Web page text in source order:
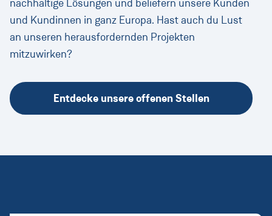
nachhaltige Lösungen und beliefern unsere Kunden
und Kundinnen in ganz Europa. Hast auch du Lust
an unseren herausfordernden Projekten
mitzuwirken?
Entdecke unsere offenen Stellen